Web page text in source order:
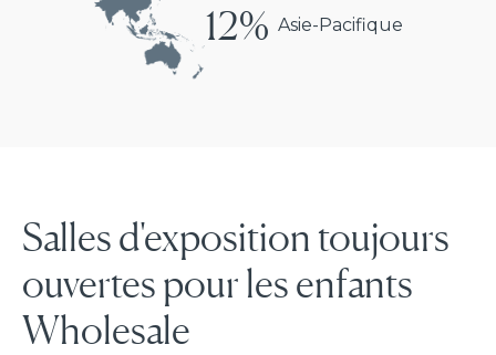
12% Asie-Pacifique
Salles d'exposition toujours
ouvertes pour les enfants
Wholesale